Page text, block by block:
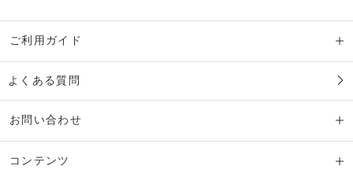
ご利用ガイド
よくある質問
お問い合わせ
コンテンツ